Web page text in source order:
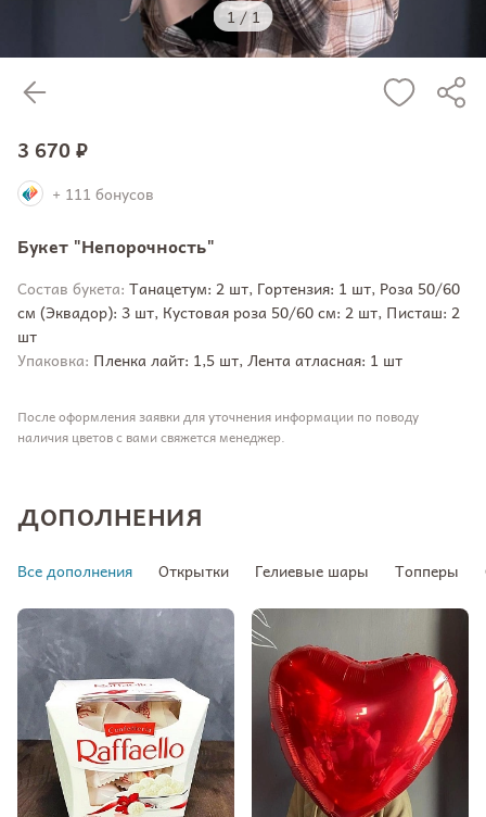
Букет "Непорочность"
1/1
Состав букета: Танацетум: 2 шт, Гортензия: 1 шт, Роза 50/60
см (Эквадор): 3 шт, Кустовая роза 50/60 см: 2 шт, Писташ: 2
шт
Упаковка: Пленка лайт: 1,5 шт, Лента атласная: 1 шт
После оформления заявки для уточнения информации по поводу
наличия цветов с вами свяжется менеджер.
3 670 ₽
+ 111 бонусов
ДОПОЛНЕНИЯ
Все дополнения Открытки Гелиевые шары Топперы